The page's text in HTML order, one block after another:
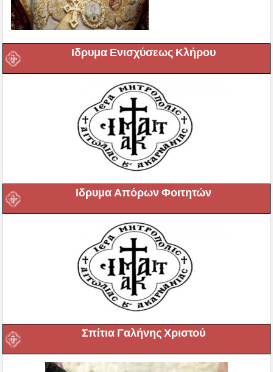
Ιδρυμα Ενισχύσεως Κλήρου
Ιδρυμα Απόρων Φοιτητών
Σπίτια Γαλήνης Χριστού